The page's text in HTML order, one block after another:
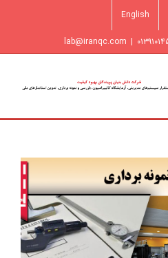
English
|
lab@iranqc.com